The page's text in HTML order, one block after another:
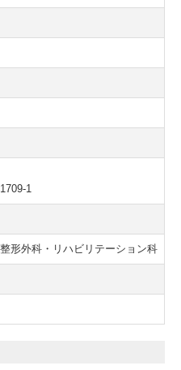
1
形外科・リハビリテーション科